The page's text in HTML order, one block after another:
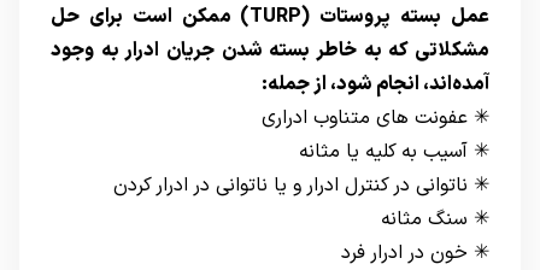
عمل بسته پروستات (TURP) ممکن است برای حل
مشکلاتی که به خاطر بسته شدن جریان ادرار به وجود
آمده‌اند، انجام شود، از جمله:
✳ عفونت های متناوب ادراری
✳ آسیب به کلیه یا مثانه
✳ ناتوانی در کنترل ادرار و یا ناتوانی در ادرار کردن
✳ سنگ مثانه
✳ خون در ادرار فرد